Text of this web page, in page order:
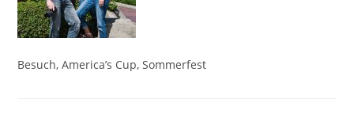
Besuch, America’s Cup, Sommerfest